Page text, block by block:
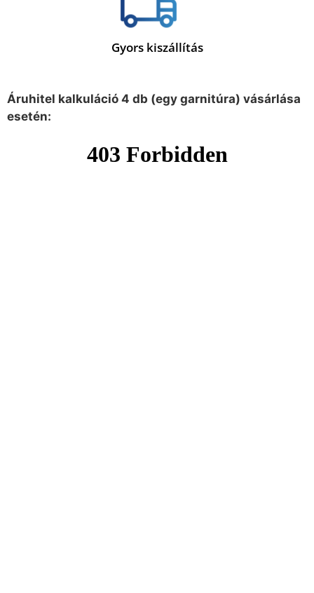
Gyors kiszállítás
Áruhitel kalkuláció 4 db (egy garnitúra) vásárlása
esetén: